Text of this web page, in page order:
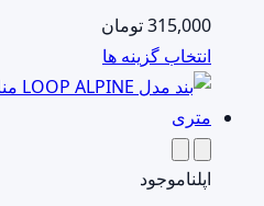
است
در
صفحه
315,000تومان
انتخاب گزینه ها
محصول
اپلناموجود